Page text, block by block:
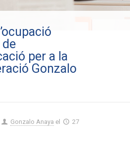
per a la
Gonzalo
Gonzalo Anaya el
27